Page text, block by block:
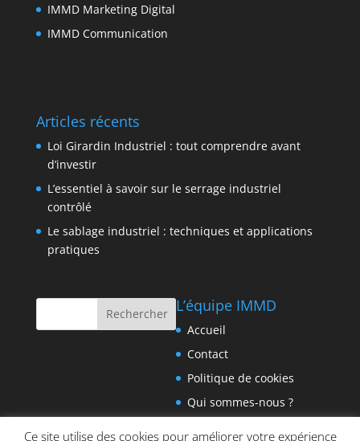
IMMD Marketing Digital
IMMD Communication
Articles récents
Loi Girardin Industriel : tout comprendre avant
d’investir
L’essentiel à savoir sur le serrage industriel
contrôlé
Le sablage industriel : techniques et applications
pratiques
L’équipe IMMD
Accueil
Contact
Politique de cookies
Qui sommes-nous ?
Ce site utilise des cookies pour améliorer votre expérience